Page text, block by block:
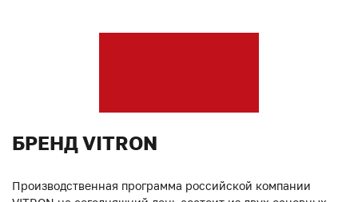
БРЕНД VITRON
Производственная программа российской компании